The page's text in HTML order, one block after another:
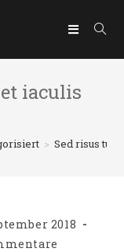
iaculis
> Sed risus
2018